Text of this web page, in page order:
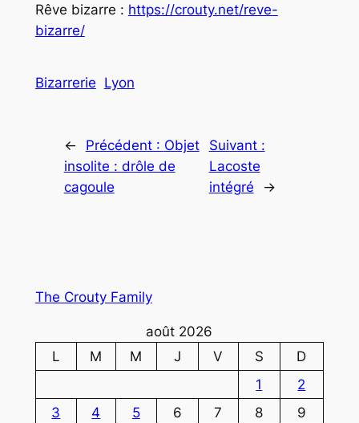
Rêve bizarre : https://crouty.net/reve-
bizarre/
Bizarrerie Lyon
← Précédent : Objet
insolite : drôle de
cagoule
Suivant :
Lacoste
intégré
→
The Crouty Family
août 2026
L
M M J V S
D
1
2
3
4 5 6 7 8
9